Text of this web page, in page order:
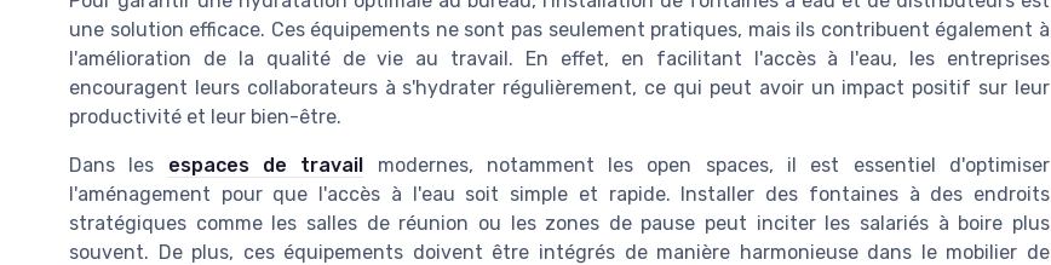
une solution efficace. Ces équipements ne sont pas seulement pratiques, mais ils contribuent également à
l'amélioration de la qualité de vie au travail. En effet, en facilitant l'accès à l'eau, les entreprises
encouragent leurs collaborateurs à s'hydrater régulièrement, ce qui peut avoir un impact positif sur leur
productivité et leur bien-être.
Dans les espaces de travail modernes, notamment les open spaces, il est essentiel d'optimiser
l'aménagement pour que l'accès à l'eau soit simple et rapide. Installer des fontaines à des endroits
stratégiques comme les salles de réunion ou les zones de pause peut inciter les salariés à boire plus
souvent. De plus, ces équipements doivent être intégrés de manière harmonieuse dans le mobilier de